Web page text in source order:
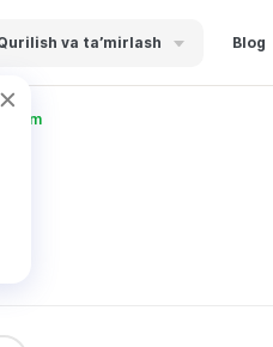
va ta’mirlash Blog